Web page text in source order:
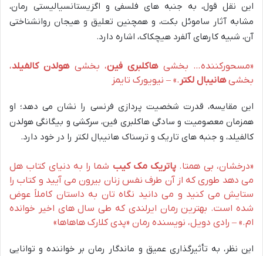
این نقل قول، به جنبه های فلسفی و اگزیستانسیالیستی رمان،
مشابه آثار ساموئل بکت، و همچنین تعلیق و هیجان روانشناختی
آن، شبیه کارهای آلفرد هیچکاک، اشاره دارد.
«مسحورکننده… بخشیهاکلبری فین، بخشیهولدن کالفیلد،
بخشیهانیبال لکتر .» – نیویورک تایمز
این مقایسه، قدرت شخصیت پردازی فرنسی را نشان می دهد؛ او
همزمان معصومیت و سادگی هاکلبری فین، سرکشی و بیگانگی هولدن
کالفیلد، و جنبه های تاریک و ترسناک هانیبال لکتر را در خود دارد.
«درخشان، بی همتا. پاتریک مک کیب شما را به دنیای کتاب هل
می دهد طوری که از آن طرف نفس زنان بیرون می آیید و کتاب را
ستایش می کنید و می دانید نگاه تان به داستان کاملاً عوض
شده است. بهترین رمان ایرلندی که طی سال های اخیر خوانده
ام.» – رادی دویل، نویسنده رمان «پدی کلارک هاهاها»
این نظر، به تأثیرگذاری عمیق و ماندگار رمان بر خواننده و توانایی